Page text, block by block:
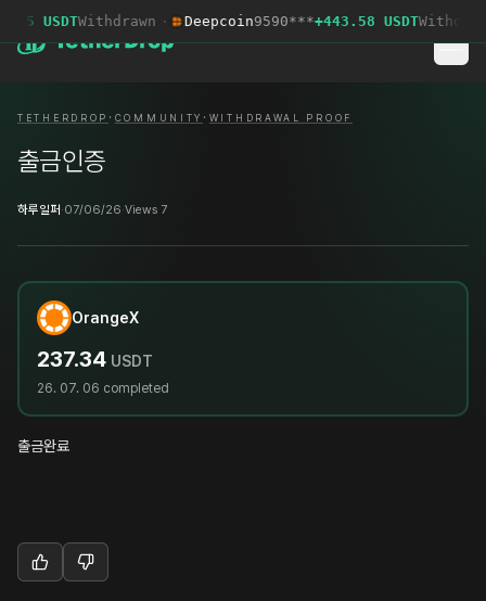
USDTWithdrawn · Deepcoin9590***+443.58 USDT
TETHERDROP · COMMUNITY · WITHDRAWAL PROOF
출금인증
하루일퍼·07/06/26·Views 7
OrangeX
237.34 USDT
26. 07. 06 completed
출금완료